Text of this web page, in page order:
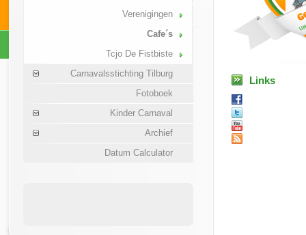
Verenigingen
Cafe´s
Tcjo De Fistbiste
Carnavalsstichting Tilburg
Fotoboek
Kinder Carnaval
Archief
Datum Calculator
Links